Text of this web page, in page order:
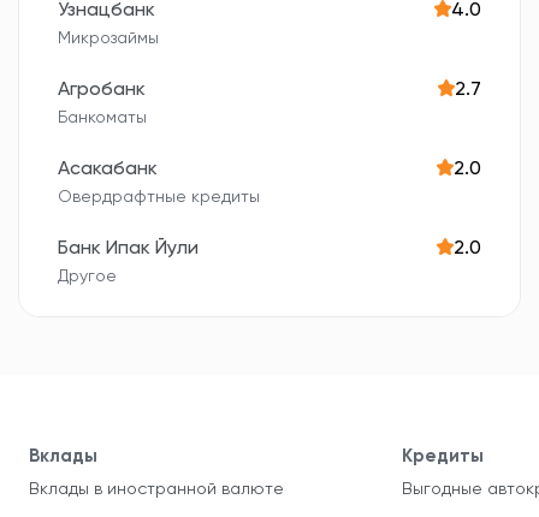
Узнацбанк 4.0
Микрозаймы
Агробанк 2.7
Банкоматы
Асакабанк 2.0
Овердрафтные кредиты
Банк Ипак Йули 2.0
Другое
Вклады
Вклады в иностранной валюте
Кредиты
Выгодные